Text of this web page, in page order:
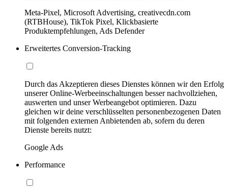
Meta-Pixel, Microsoft Advertising, creativecdn.com
(RTBHouse), TikTok Pixel, Klickbasierte
Produktempfehlungen, Ads Defender
Erweitertes Conversion-Tracking
Durch das Akzeptieren dieses Dienstes können wir den Erfolg
unserer Online-Werbeeinschaltungen besser nachvollziehen,
auswerten und unser Werbeangebot optimieren. Dazu
gleichen wir deine verschlüsselten personenbezogenen Daten
mit folgenden externen Anbietenden ab, sofern du deren
Dienste bereits nutzt:
Google Ads
Performance